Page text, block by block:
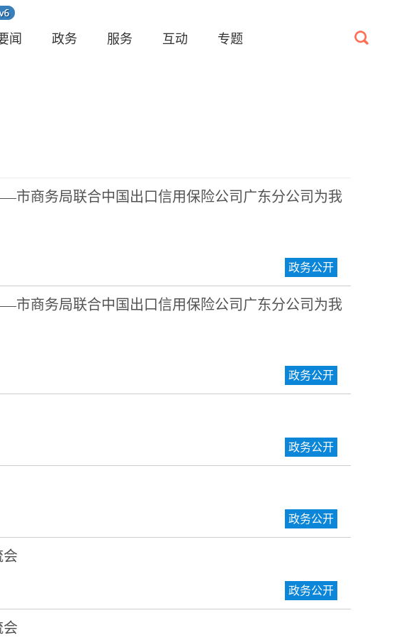
闻 政务 服务 互动 专题
市商务局联合中国出口信用保险公司广东分公司为我
政务公开
市商务局联合中国出口信用保险公司广东分公司为我
政务公开
政务公开
政务公开
政务公开